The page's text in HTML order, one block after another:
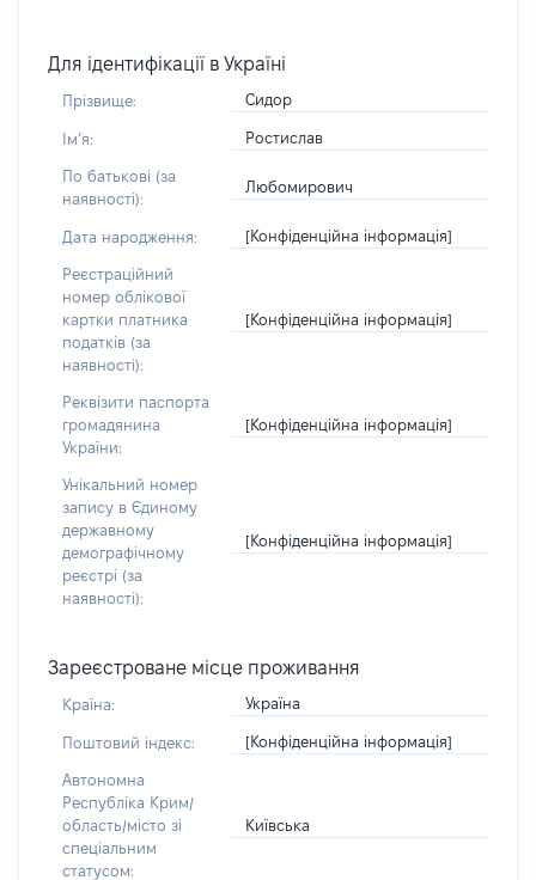
Для ідентифікації в Україні
Прізвище: Сидор
Імʼя: Ростислав
По батькові (за
наявності):
Любомирович
Дата народження: [Конфіденційна інформація]
Реєстраційний
номер облікової
картки платника
податків (за
наявності):
[Конфіденційна інформація]
Реквізити паспорта
громадянина
України:
[Конфіденційна інформація]
Унікальний номер
запису в Єдиному
державному
демографічному
реєстрі (за
наявності):
[Конфіденційна інформація]
Зареєстроване місце проживання
Країна: Україна
Поштовий індекс: [Конфіденційна інформація]
Автономна
Республіка Крим/
область/місто зі
спеціальним
статусом:
Київська